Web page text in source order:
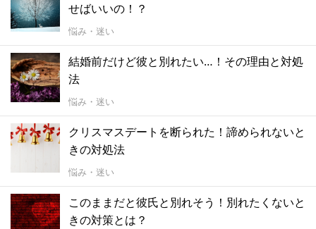
せばいいの！？
悩み・迷い
結婚前だけど彼と別れたい…！その理由と対処
法
悩み・迷い
クリスマスデートを断られた！諦められないと
きの対処法
悩み・迷い
このままだと彼氏と別れそう！別れたくないと
きの対策とは？